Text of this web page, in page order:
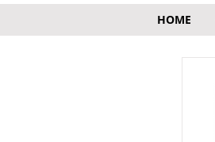
HOME